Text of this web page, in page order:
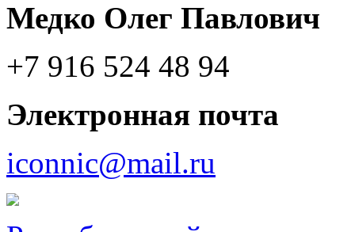
Медко Олег Павлович
+7 916 524 48 94
Электронная почта
iconnic@mail.ru